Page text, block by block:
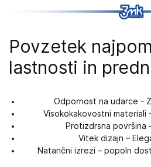
Povzetek
lastnosti in
Odpornost na udarce -
Visokokakovostni materiali
Protizdrsna površina
Vitek dizajn –
Natančni izrezi – popoln